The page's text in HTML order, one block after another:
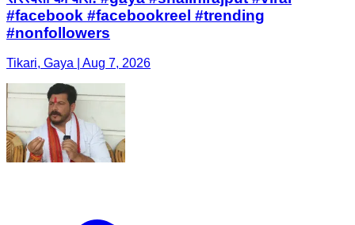
#facebook #facebookreel #trending
#nonfollowers
Tikari, Gaya | Aug 7, 2026